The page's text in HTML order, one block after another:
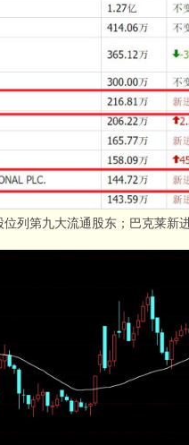
列第九大流通股东；巴克莱新